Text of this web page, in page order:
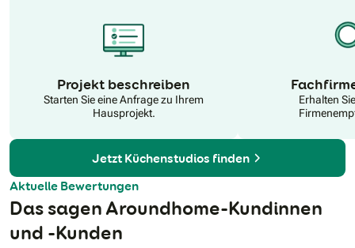
Projekt beschreiben
Starten Sie eine Anfrage zu Ihrem
Hausprojekt.
Erhalten
Jetzt Küchenstudios finden
Aktuelle Bewertungen
Das sagen Aroundhome-Kundinnen
und -Kunden